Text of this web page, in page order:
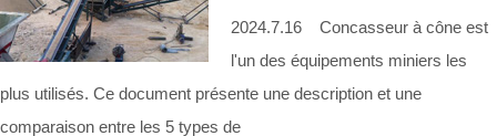
2024.7.16 Concasseur à cône est
l'un des équipements miniers les
plus utilisés. Ce document présente une description et une
comparaison entre les 5 types de